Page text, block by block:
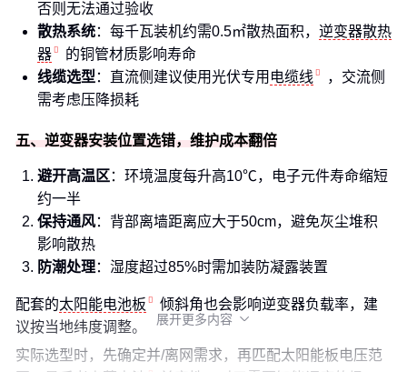
否则无法通过验收
散热系统：每千瓦装机约需0.5㎡散热面积， 逆变器散热
器
的铜管材质影响寿命
线缆选型 ：直流侧建议使用光伏专用 电缆线
，交流侧
需考虑压降损耗
五、逆变器安装位置选错，维护成本翻倍
避开高温区 ：环境温度每升高10℃，电子元件寿命缩短
约一半
保持通风：背部离墙距离应大于50cm，避免灰尘堆积
影响散热
防潮处理：湿度超过85%时需加装防凝露装置
配套的太阳能电池板
倾斜角也会影响逆变器负载率，建
议按当地纬度调整。
实际选型时，先确定并/离网需求，再匹配太阳能板电压范
展开更多内容 